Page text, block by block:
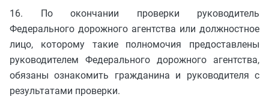
16. По окончании проверки руководитель
Федерального дорожного агентства или должностное
лицо, которому такие полномочия предоставлены
руководителем Федерального дорожного агентства,
обязаны ознакомить гражданина и руководителя с
результатами проверки.